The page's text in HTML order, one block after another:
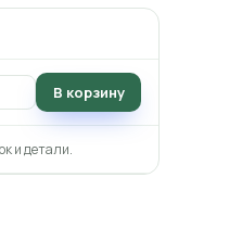
В корзину
и детали.